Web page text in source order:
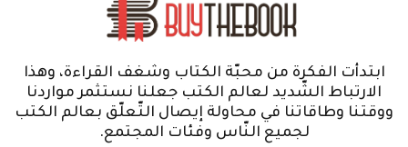
ابتدأت الفكرة من محبّة الكتاب وشغف القراءة، وهذا
الارتباط الشّديد لعالم الكتب جعلنا نستثمر مواردنا
ووقتنا وطاقاتنا في محاولة إيصال التّعلّق بعالم الكتب
لجميع النّاس وفئات المجتمع.